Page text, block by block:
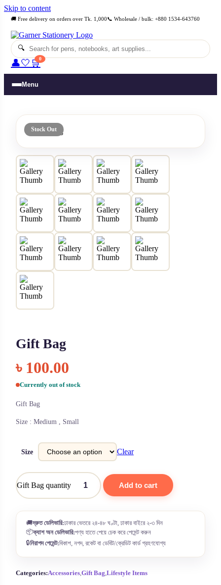
Skip to content
🚚 Free delivery on orders over Tk. 1,000📞 Wholesale / bulk: +880 1534-643760
🔍
👤🤍 🛒0
Menu
Stock Out
Gift Bag
৳ 100.00
Currently out of stock
Gift Bag
Size : Medium , Small
Size Clear
Gift Bag quantity Add to cart
🚚দ্রুত ডেলিভারি:ঢাকার ভেতরে ২৪-৪৮ ঘণ্টা, ঢাকার বাইরে ২-৩ দিন
📦ক্যাশ অন ডেলিভারি:পণ্য হাতে পেয়ে চেক করে পেমেন্ট করুন
🔒নিরাপদ পেমেন্ট:বিকাশ, নগদ, রকেট বা ডেবিট/ক্রেডিট কার্ড গ্রহণযোগ্য
Categories:Accessories,Gift Bag,Lifestyle Items